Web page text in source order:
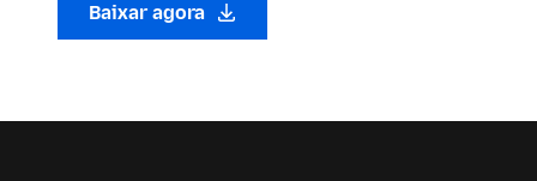
Baixar agora